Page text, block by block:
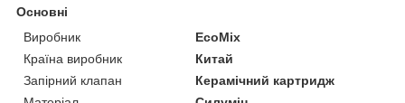
Основні
Виробник
EcoMix
Країна виробник
Китай
Запірний клапан
Керамічний картридж